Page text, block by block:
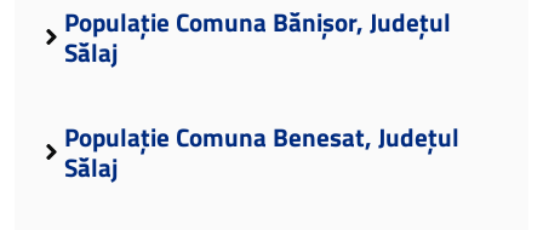
Populație Comuna Bănișor, Județul
Sălaj
Populație Comuna Benesat, Județul
Sălaj